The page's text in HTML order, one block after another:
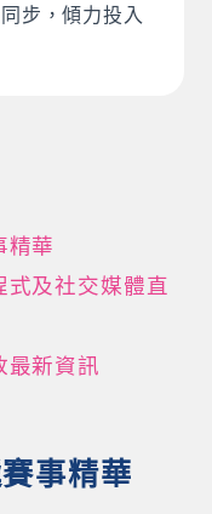
步，傾力投入
精華
式及社交媒體直
最新資訊
事精華